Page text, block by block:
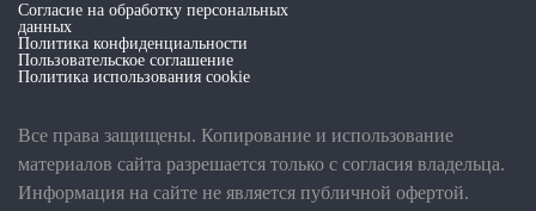
Согласие на обработку персональных
данных
Политика конфиденциальности
Пользовательское соглашение
Политика использования сookie
Все права защищены. Копирование и использование
материалов сайта разрешается только с согласия владельца.
Информация на сайте не является публичной офертой.